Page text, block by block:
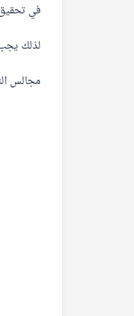
في
لذلك
مجالس